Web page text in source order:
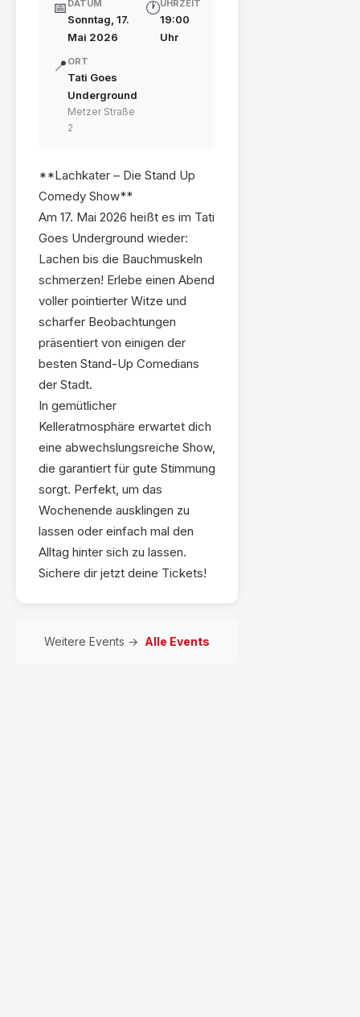
📅 DATUM
Sonntag, 17.
Mai 2026
🕐UHRZEIT
19:00
Uhr
📍 ORT
Tati Goes
Underground
Metzer Straße
2
**Lachkater – Die Stand Up
Comedy Show**
Am 17. Mai 2026 heißt es im Tati
Goes Underground wieder:
Lachen bis die Bauchmuskeln
schmerzen! Erlebe einen Abend
voller pointierter Witze und
scharfer Beobachtungen
präsentiert von einigen der
besten Stand-Up Comedians
der Stadt.
In gemütlicher
Kelleratmosphäre erwartet dich
eine abwechslungsreiche Show,
die garantiert für gute Stimmung
sorgt. Perfekt, um das
Wochenende ausklingen zu
lassen oder einfach mal den
Alltag hinter sich zu lassen.
Sichere dir jetzt deine Tickets!
Weitere Events → Alle Events